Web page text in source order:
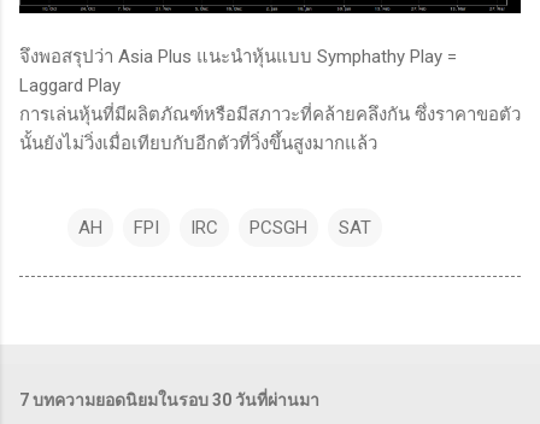
จึงพอสรุปว่า Asia Plus แนะนำหุ้นแบบ Symphathy Play =
Laggard Play
การเล่นหุ้นที่มีผลิตภัณฑ์หรือมีสภาวะที่คล้ายคลึงกัน ซึ่งราคาขอตัว
นั้นยังไม่วิ่งเมื่อเทียบกับอีกตัวที่วิ่งขึ้นสูงมากแล้ว
AH FPI IRC PCSGH SAT
7 บทความยอดนิยมในรอบ 30 วันที่ผ่านมา